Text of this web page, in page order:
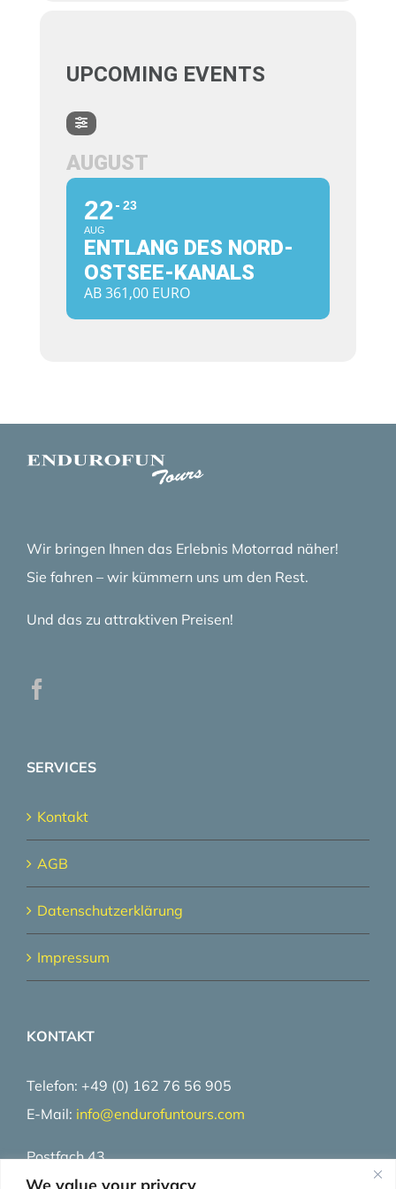
We value your privacy
UPCOMING EVENTS
AUGUST
22
AUG
23
ENTLANG DES NORD-
OSTSEE-KANALS
AB 361,00 EURO
Wir bringen Ihnen das Erlebnis Motorrad näher!
Sie fahren – wir kümmern uns um den Rest.
Und das zu attraktiven Preisen!
SERVICES
Kontakt
AGB
Datenschutzerklärung
Impressum
KONTAKT
Telefon: +49 (0) 162 76 56 905
E-Mail: info@endurofuntours.com
Postfach 43
25710 Burg / Dithmarschen